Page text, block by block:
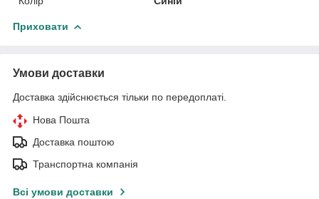
Приховати
Умови доставки
Доставка здійснюється тільки по передоплаті.
Нова Пошта
Доставка поштою
Транспортна компанія
Всі умови доставки